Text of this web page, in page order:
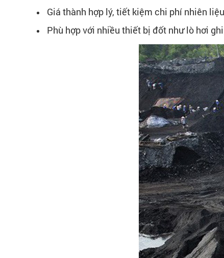
Giá thành hợp lý, tiết kiệm chi phí nhiên liệu
Phù hợp với nhiều thiết bị đốt như lò hơi